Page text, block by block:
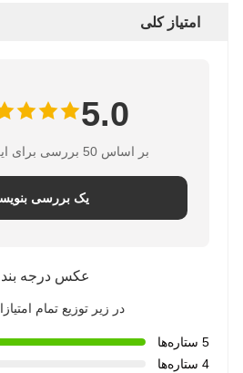
امتیاز کلی
5.0
بر اساس 50 بررسی برای این تامین کننده
یک بررسی
عکس درجه
در زیر توزیع تمام
5 ستاره‌ها
4 ستاره‌ها